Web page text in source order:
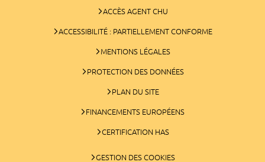
ACCÈS AGENT CHU
ACCESSIBILITÉ : PARTIELLEMENT CONFORME
MENTIONS LÉGALES
PROTECTION DES DONNÉES
PLAN DU SITE
FINANCEMENTS EUROPÉENS
CERTIFICATION HAS
GESTION DES COOKIES